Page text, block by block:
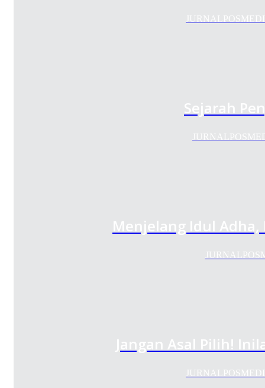
Sejarah
Menjelang Idul Adha,
Jangan Asal Pilih!